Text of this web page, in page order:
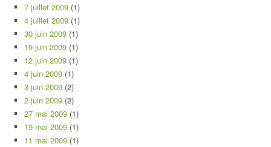
7 juillet 2009 (1)
4 juillet 2009 (1)
30 juin 2009 (1)
19 juin 2009 (1)
12 juin 2009 (1)
4 juin 2009 (1)
3 juin 2009 (2)
2 juin 2009 (2)
27 mai 2009 (1)
19 mai 2009 (1)
11 mai 2009 (1)